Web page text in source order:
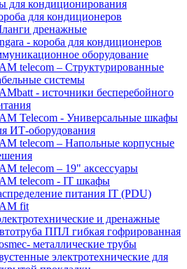
для кондиционирования
для кондиционеров
дренажные
- короба для кондиционеров
оборудование
telecom – Структурированные
системы
- источники бесперебойного
Telecom - Универсальные шкафы
ИТ-оборудования
telecom – Напольные корпусные
telecom – 19" аксессуары
telecom - IT шкафы
питания IT (PDU)
fit
и дренажные
ППЛ гибкая гофрированная
металлические трубы
электротехнические для